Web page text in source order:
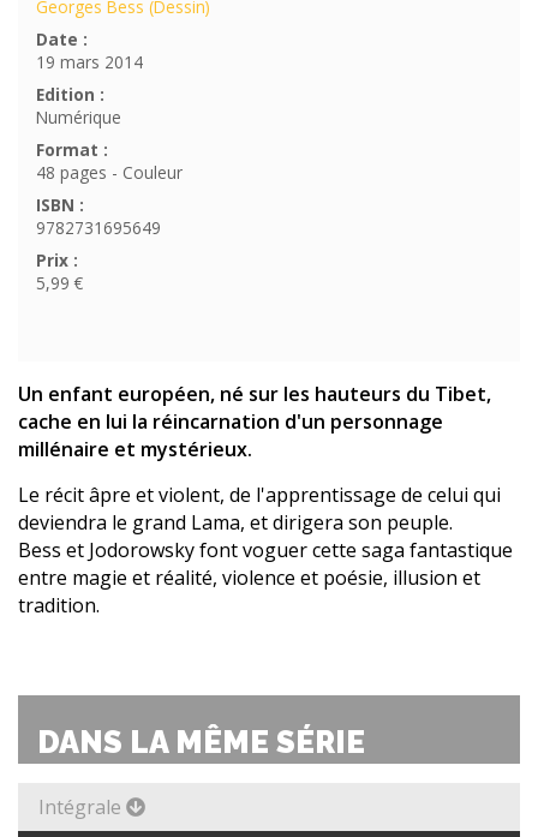
Georges Bess (Dessin)
Date :
19 mars 2014
Edition :
Numérique
Format :
48 pages - Couleur
ISBN :
9782731695649
Prix :
5,99 €
Un enfant européen, né sur les hauteurs du Tibet,
cache en lui la réincarnation d'un personnage
millénaire et mystérieux.
Le récit âpre et violent, de l'apprentissage de celui qui
deviendra le grand Lama, et dirigera son peuple.
Bess et Jodorowsky font voguer cette saga fantastique
entre magie et réalité, violence et poésie, illusion et
tradition.
DANS LA MÊME SÉRIE
Intégrale